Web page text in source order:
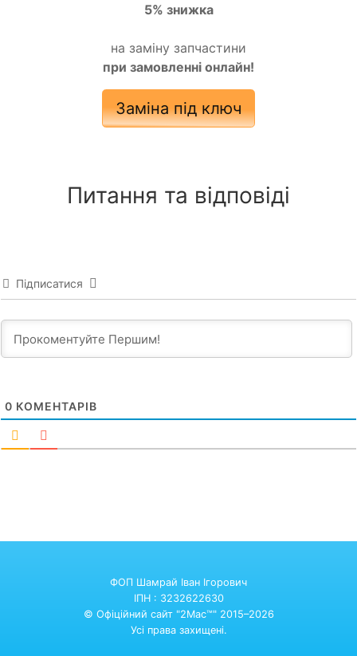
5% знижка
на заміну запчастини
при замовленні онлайн!
Заміна під ключ
Питання та відповіді
Підписатися
0 КОМЕНТАРІВ
ФОП Шамрай Іван Ігорович
ІПН : 3232622630
© Офіційний сайт "2Mac™" 2015–2026
Усі права захищені.